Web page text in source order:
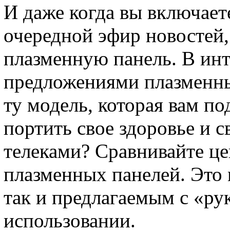
И даже когда вы
очередной эфир
плазменную панель. В
предложениями
ту модель, которая вам
портить свое здоровье и
телеками? Сравнивайте
плазменных панелей.
так и предлагаемым с
использовании.